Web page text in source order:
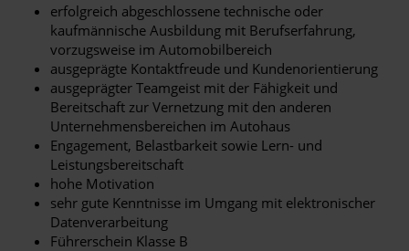
erfolgreich abgeschlossene technische oder
kaufmännische Ausbildung mit Berufserfahrung,
vorzugsweise im Automobilbereich
ausgeprägte Kontaktfreude und Kundenorientierung
ausgeprägter Teamgeist mit der Fähigkeit und
Bereitschaft zur Vernetzung mit den anderen
Unternehmensbereichen im Autohaus
Engagement, Belastbarkeit sowie Lern- und
Leistungsbereitschaft
hohe Motivation
sehr gute Kenntnisse im Umgang mit elektronischer
Datenverarbeitung
Führerschein Klasse B